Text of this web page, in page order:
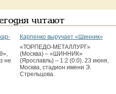
читают
не
Карпенко выручает «Шинник»
«ТОРПЕДО-МЕТАЛЛУРГ»
(Москва) – «ШИННИК»
(Ярославль) – 1:2 (0:0). 23 июня,
Москва, стадион имени Э.
Стрельцова.